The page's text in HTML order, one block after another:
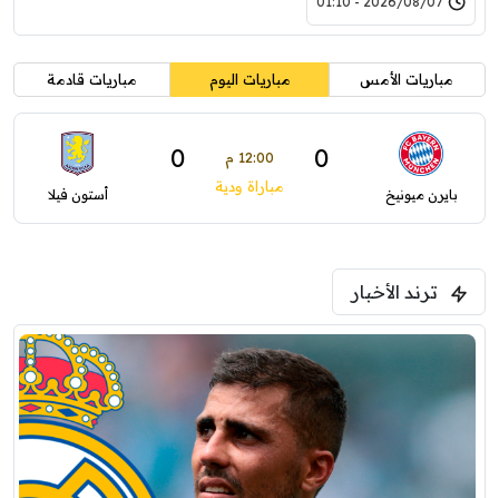
مباريات الأمس مباريات اليوم مباريات قادمة
بايرن ميونيخ
0 12:00 م 0
مباراة ودية أستون فيلا
ترند الأخبار